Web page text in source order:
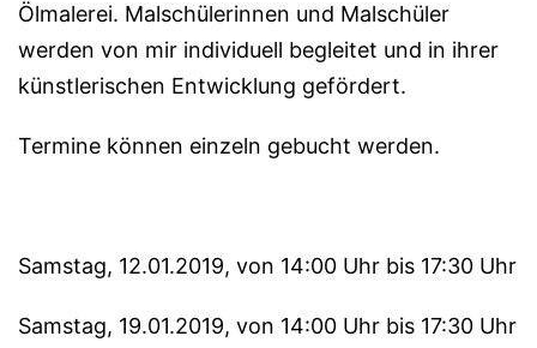
Ölmalerei. Malschülerinnen und Malschüler
werden von mir individuell begleitet und in ihrer
künstlerischen Entwicklung gefördert.
Termine können einzeln gebucht werden.
Samstag, 12.01.2019, von 14:00 Uhr bis 17:30 Uhr
Samstag, 19.01.2019, von 14:00 Uhr bis 17:30 Uhr